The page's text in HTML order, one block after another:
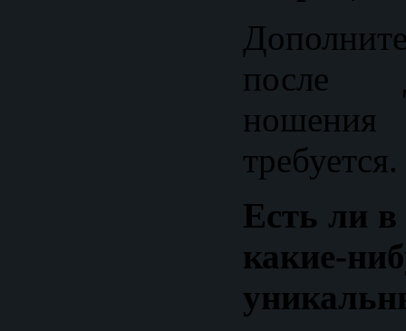
после
требуется.
Есть ли
какие-